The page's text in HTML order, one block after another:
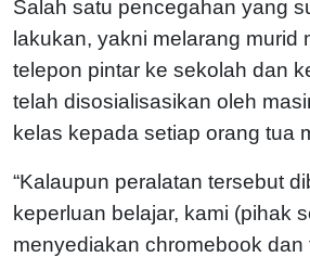
Salah satu pencegahan yang
lakukan, yakni melarang murid
telepon pintar ke sekolah dan
telah disosialisasikan oleh
kelas kepada setiap orang tua
“Kalaupun peralatan tersebut
keperluan belajar, kami (pihak
menyediakan chromebook